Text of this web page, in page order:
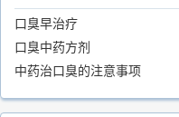
口臭早治疗
口臭中药方剂
中药治口臭的注意事项